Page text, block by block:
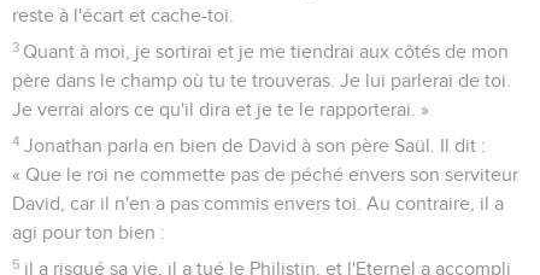
reste à l'écart et cache-toi.
3 Quant à moi, je sortirai et je me tiendrai aux côtés de mon
père dans le champ où tu te trouveras. Je lui parlerai de toi.
Je verrai alors ce qu'il dira et je te le rapporterai. »
4 Jonathan parla en bien de David à son père Saül. Il dit :
« Que le roi ne commette pas de péché envers son serviteur
David, car il n'en a pas commis envers toi. Au contraire, il a
agi pour ton bien :
5 il a risqué sa vie, il a tué le Philistin, et l'Eternel a accompli